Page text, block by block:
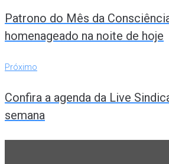
de
Post
Patrono do Mês da
homenageado na noite de hoje
Próximo
Próximo
Confira a agenda da Live
semana